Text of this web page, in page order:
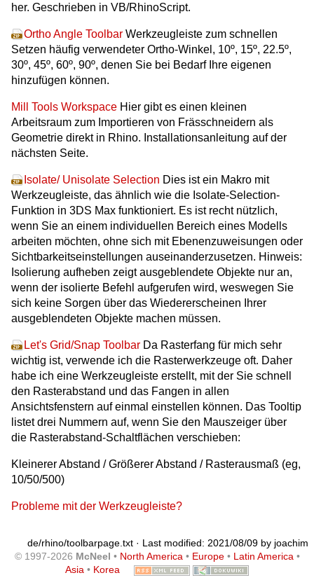
her. Geschrieben in VB/RhinoScript.
Ortho Angle Toolbar Werkzeugleiste zum schnellen
Setzen häufig verwendeter Ortho-Winkel, 10º, 15º, 22.5º,
30º, 45º, 60º, 90º, denen Sie bei Bedarf Ihre eigenen
hinzufügen können.
Mill Tools Workspace Hier gibt es einen kleinen
Arbeitsraum zum Importieren von Frässchneidern als
Geometrie direkt in Rhino. Installationsanleitung auf der
nächsten Seite.
Isolate/ Unisolate Selection Dies ist ein Makro mit
Werkzeugleiste, das ähnlich wie die Isolate-Selection-
Funktion in 3DS Max funktioniert. Es ist recht nützlich,
wenn Sie an einem individuellen Bereich eines Modells
arbeiten möchten, ohne sich mit Ebenenzuweisungen oder
Sichtbarkeitseinstellungen auseinanderzusetzen. Hinweis:
Isolierung aufheben zeigt ausgeblendete Objekte nur an,
wenn der isolierte Befehl aufgerufen wird, weswegen Sie
sich keine Sorgen über das Wiedererscheinen Ihrer
ausgeblendeten Objekte machen müssen.
Let's Grid/Snap Toolbar Da Rasterfang für mich sehr
wichtig ist, verwende ich die Rasterwerkzeuge oft. Daher
habe ich eine Werkzeugleiste erstellt, mit der Sie schnell
den Rasterabstand und das Fangen in allen
Ansichtsfenstern auf einmal einstellen können. Das Tooltip
listet drei Nummern auf, wenn Sie den Mauszeiger über
die Rasterabstand-Schaltflächen verschieben:
Kleinerer Abstand / Größerer Abstand / Rasterausmaß (eg,
10/50/500)
Probleme mit der Werkzeugleiste?
de/rhino/toolbarpage.txt · Last modified: 2021/08/09 by joachim
© 1997-2026 McNeel • North America • Europe• Latin America •
Asia • Korea